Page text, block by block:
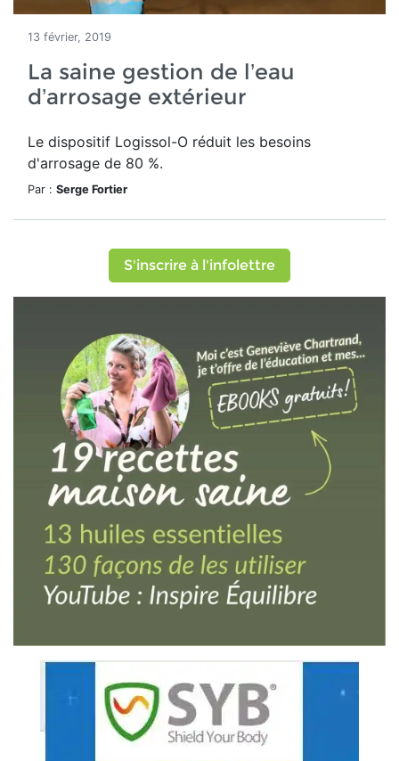
13 février, 2019
La saine gestion de l’eau
d’arrosage extérieur
Le dispositif Logissol-O réduit les besoins
d'arrosage de 80 %.
Par : Serge Fortier
S'inscrire à l'infolettre